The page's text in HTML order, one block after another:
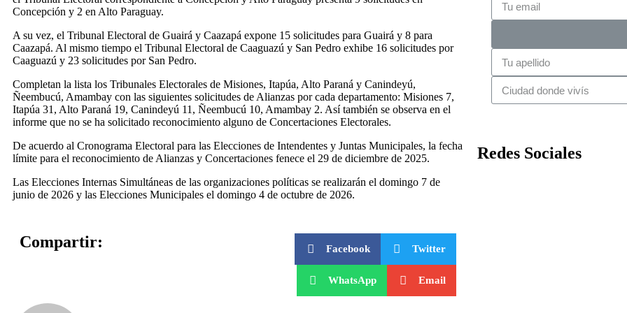
Concepción y 2 en Alto Paraguay.
A su vez, el Tribunal Electoral de Guairá y Caazapá expone 15 solicitudes para Guairá y 8 para
Caazapá. Al mismo tiempo el Tribunal Electoral de Caaguazú y San Pedro exhibe 16 solicitudes por
Caaguazú y 23 solicitudes por San Pedro.
Completan la lista los Tribunales Electorales de Misiones, Itapúa, Alto Paraná y Canindeyú,
Ñeembucú, Amambay con las siguientes solicitudes de Alianzas por cada departamento: Misiones 7,
Itapúa 31, Alto Paraná 19, Canindeyú 11, Ñeembucú 10, Amambay 2. Así también se observa en el
informe que no se ha solicitado reconocimiento alguno de Concertaciones Electorales.
De acuerdo al Cronograma Electoral para las Elecciones de Intendentes y Juntas Municipales, la fecha
límite para el reconocimiento de Alianzas y Concertaciones fenece el 29 de diciembre de 2025.
Las Elecciones Internas Simultáneas de las organizaciones políticas se realizarán el domingo 7 de
junio de 2026 y las Elecciones Municipales el domingo 4 de octubre de 2026.
Compartir: Facebook Twitter
WhatsApp Email
Redes Sociales